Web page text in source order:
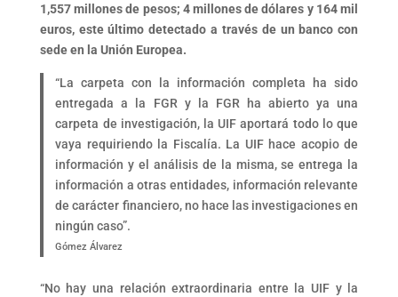
1,557 millones de pesos; 4 millones de dólares y 164 mil
euros, este último detectado a través de un banco con
sede en la Unión Europea.
“La carpeta con la información completa ha sido
entregada a la FGR y la FGR ha abierto ya una
carpeta de investigación, la UIF aportará todo lo que
vaya requiriendo la Fiscalía. La UIF hace acopio de
información y el análisis de la misma, se entrega la
información a otras entidades, información relevante
de carácter financiero, no hace las investigaciones en
ningún caso”.
Gómez Álvarez
“No hay una relación extraordinaria entre la UIF y la